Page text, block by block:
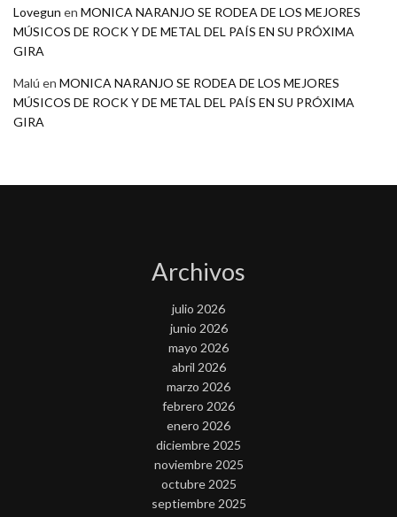
Lovegun en MONICA NARANJO SE RODEA DE LOS MEJORES
MÚSICOS DE ROCK Y DE METAL DEL PAÍS EN SU PRÓXIMA
GIRA
Malú en MONICA NARANJO SE RODEA DE LOS MEJORES
MÚSICOS DE ROCK Y DE METAL DEL PAÍS EN SU PRÓXIMA
GIRA
Archivos
julio 2026
junio 2026
mayo 2026
abril 2026
marzo 2026
febrero 2026
enero 2026
diciembre 2025
noviembre 2025
octubre 2025
septiembre 2025